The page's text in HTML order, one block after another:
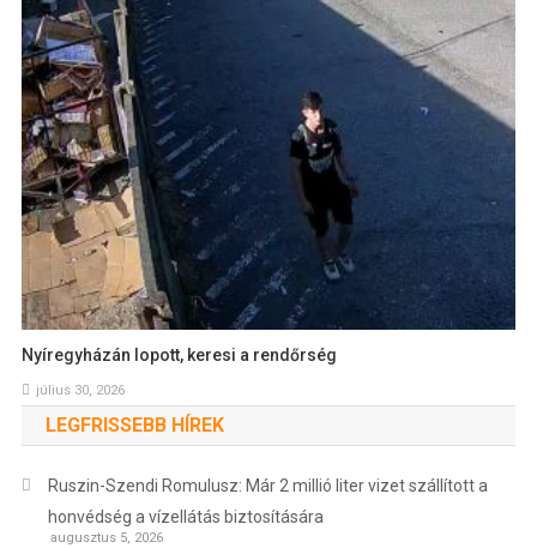
Nyíregyházán lopott, keresi a rendőrség
július 30, 2026
LEGFRISSEBB HÍREK
Ruszin-Szendi Romulusz: Már 2 millió liter vizet szállított a
honvédség a vízellátás biztosítására
augusztus 5, 2026